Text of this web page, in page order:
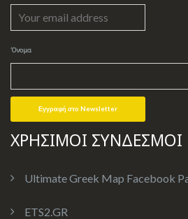
Όνομα
ΧΡΗΣΙΜΟΙ ΣΥΝΔΕΣΜΟΙ
Ultimate Greek Map Facebook
ETS2.GR